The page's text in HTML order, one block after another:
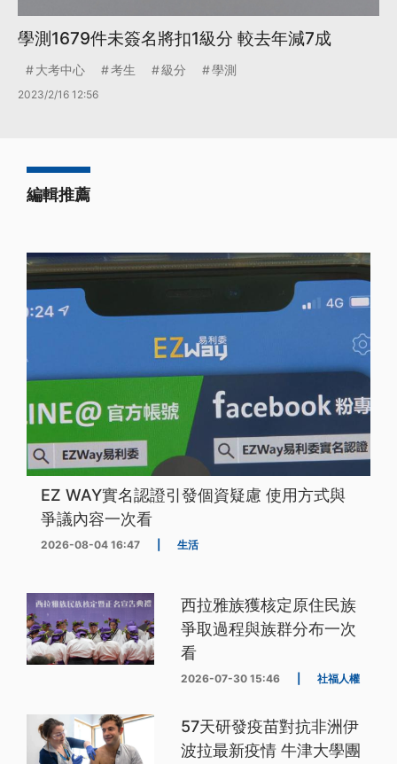
學測1679件未簽名將扣1級分 較去年減7成
大考中心 考生 級分 學測
2023/2/16 12:56
編輯推薦
EZ WAY實名認證引發個資疑慮 使用方式與
爭議內容一次看
2026-08-04 16:47 生活
西拉雅族獲核定原住民族
爭取過程與族群分布一次
看
2026-07-30 15:46 社福人權
57天研發疫苗對抗非洲伊
波拉最新疫情 牛津大學團